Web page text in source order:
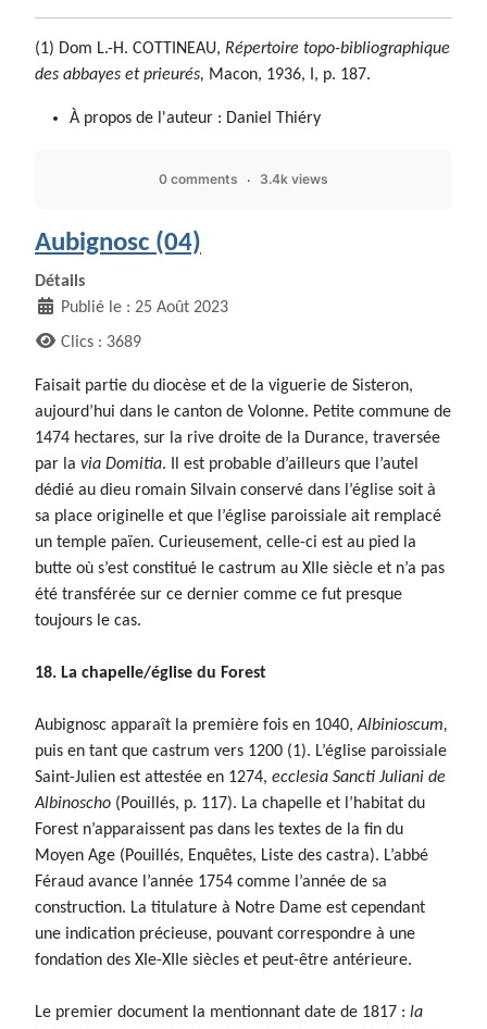
(1) Dom L.-H. COTTINEAU, Répertoire topo-bibliographique
des abbayes et prieurés, Macon, 1936, I, p. 187.
À propos de l'auteur : Daniel Thiéry
0 comments 3.4k views
Aubignosc (04)
Détails
Publié le : 25 Août 2023
Clics : 3689
Faisait partie du diocèse et de la viguerie de Sisteron,
aujourd’hui dans le canton de Volonne. Petite commune de
1474 hectares, sur la rive droite de la Durance, traversée
par la via Domitia. Il est probable d’ailleurs que l’autel
dédié au dieu romain Silvain conservé dans l’église soit à
sa place originelle et que l’église paroissiale ait remplacé
un temple païen. Curieusement, celle-ci est au pied la
butte où s’est constitué le castrum au XIIe siècle et n’a pas
été transférée sur ce dernier comme ce fut presque
toujours le cas.
18. La chapelle/église du Forest
Aubignosc apparaît la première fois en 1040,Albinioscum,
puis en tant que castrum vers 1200 (1). L’église paroissiale
Saint-Julien est attestée en 1274, ecclesia Sancti Juliani de
Albinoscho (Pouillés, p. 117). La chapelle et l’habitat du
Forest n’apparaissent pas dans les textes de la fin du
Moyen Age (Pouillés, Enquêtes, Liste des castra). L’abbé
Féraud avance l’année 1754 comme l’année de sa
construction. La titulature à Notre Dame est cependant
une indication précieuse, pouvant correspondre à une
fondation des XIe-XIIe siècles et peut-être antérieure.
Le premier document la mentionnant date de 1817 : la